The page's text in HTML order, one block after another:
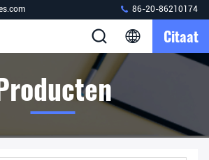
86-20-86210174
Citaat